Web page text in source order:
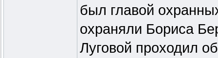
был главой
охраняли Бориса
Луговой проходил